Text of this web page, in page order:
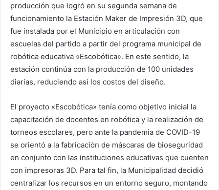
producción que logró en su segunda semana de
funcionamiento la Estación Maker de Impresión 3D, que
fue instalada por el Municipio en articulación con
escuelas del partido a partir del programa municipal de
robótica educativa «Escobótica». En este sentido, la
estación continúa con la producción de 100 unidades
diarias, reduciendo así los costos del diseño.
El proyecto «Escobótica» tenía como objetivo inicial la
capacitación de docentes en robótica y la realización de
torneos escolares, pero ante la pandemia de COVID-19
se orientó a la fabricación de máscaras de bioseguridad
en conjunto con las instituciones educativas que cuenten
con impresoras 3D. Para tal fin, la Municipalidad decidió
centralizar los recursos en un entorno seguro, montando